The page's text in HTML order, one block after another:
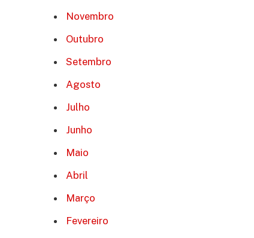
Novembro
Outubro
Setembro
Agosto
Julho
Junho
Maio
Abril
Março
Fevereiro